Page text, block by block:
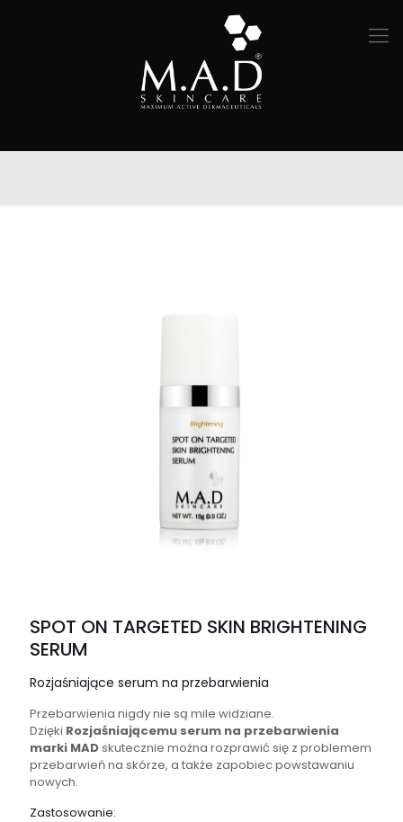
SPOT ON TARGETED SKIN BRIGHTENING
SERUM
Rozjaśniające serum na przebarwienia
Przebarwienia nigdy nie są mile widziane.
Dzięki Rozjaśniającemu serum na przebarwienia
marki MADskutecznie można rozprawić się z problemem
przebarwień na skórze, a także zapobiec powstawaniu
nowych.
Zastosowanie: